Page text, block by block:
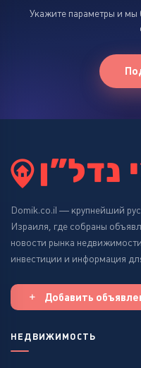
Кирьят-Ям
Нагария
Петах-Тиква
Раанана
Реховот
Укажите параметры и мы
Domik.co.il — крупнейший
Израиля, где собраны
новости рынка
инвестиции и информация
Добавить
НЕДВИЖИМОСТЬ